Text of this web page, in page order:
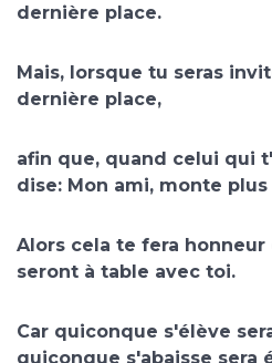
dernière place.
Mais, lorsque tu seras
dernière place,
afin que, quand celui qui
dise: Mon ami, monte plus
Alors cela te fera
seront à table avec toi.
Car quiconque s'élève
quiconque s'abaisse sera